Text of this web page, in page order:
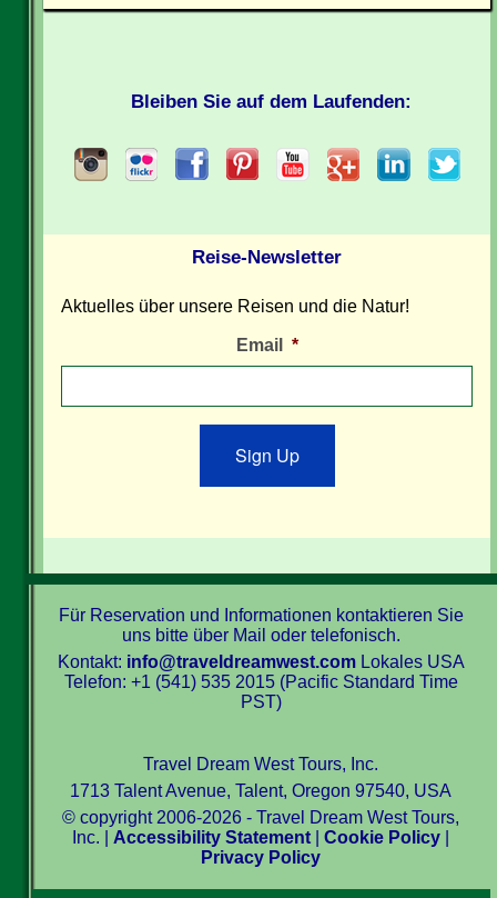
Bleiben Sie auf dem Laufenden:
Reise-Newsletter
Aktuelles über unsere Reisen und die Natur!
Email *
Sign Up
Für Reservation und Informationen kontaktieren Sie
uns bitte über Mail oder telefonisch.
Kontakt: info@traveldreamwest.comLokales USA
Telefon: +1 (541) 535 2015 (Pacific Standard Time
PST)
Travel Dream West Tours, Inc.
1713 Talent Avenue, Talent, Oregon 97540, USA
© copyright 2006-2026 - Travel Dream West Tours,
Inc. | Accessibility Statement |Cookie Policy
Privacy Policy